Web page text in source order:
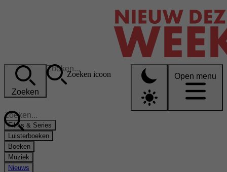
Zoeken
Zoeken icoon Open menu
Films & Series
Luisterboeken
Boeken
Muziek
Nieuws